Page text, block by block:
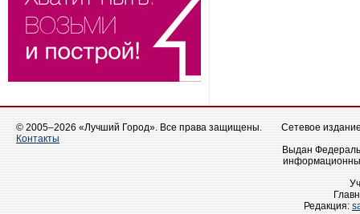
© 2005–2026 «Лучший Город». Все права защищены.
Контакты
Сетевое
Выдан
Редакция: